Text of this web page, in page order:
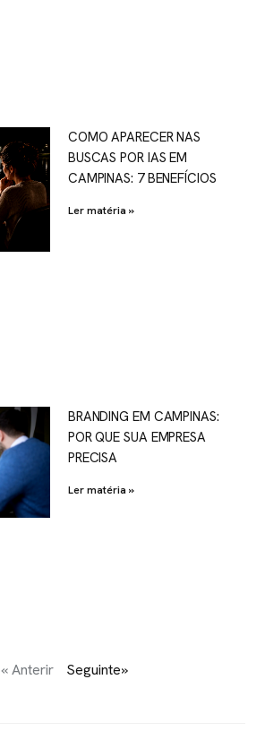
COMO APARECER NAS
BUSCAS POR IAS EM
CAMPINAS: 7 BENEFÍCIOS
Ler matéria »
BRANDING EM CAMPINAS:
POR QUE SUA EMPRESA
PRECISA
Ler matéria »
« Anterir Seguinte»